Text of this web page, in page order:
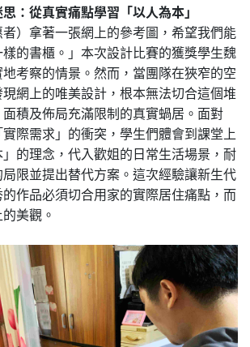
：從真實痛點學習「以人為本」
者）拿著一張網上的參考圖，希望我們能
的書櫃。」本次設計比賽的獲獎學生魏
考察的情景。然而，當團隊在狹窄的空
網上的唯美設計，根本無法切合這個堆
積及佈局充滿限制的真實蝸居。面對
實際需求」的衝突，學生們體會到課堂上
的理念，代入歡姐的日常生活場景，耐
限並提出替代方案。這次經驗讓新生代
作品必須切合用家的實際居住痛點，而
美觀。